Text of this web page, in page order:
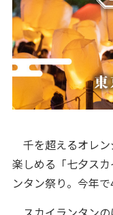
千を超えるオレン
楽しめる「七夕ス
ンタン祭り。今年